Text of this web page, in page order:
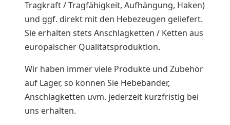
Tragkraft / Tragfähigkeit, Aufhängung, Haken)
und ggf. direkt mit den Hebezeugen geliefert.
Sie erhalten stets Anschlagketten / Ketten aus
europäischer Qualitätsproduktion.
Wir haben immer viele Produkte und Zubehör
auf Lager, so können Sie Hebebänder,
Anschlagketten uvm. jederzeit kurzfristig bei
uns erhalten.